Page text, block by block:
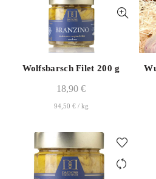
Wolfsbarsch Filet 200 g
18,90 €
94,50 €/ kg